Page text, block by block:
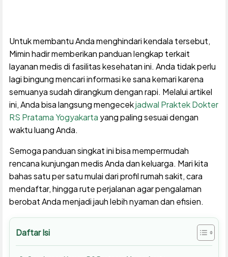
Untuk membantu Anda menghindari kendala tersebut,
Mimin hadir memberikan panduan lengkap terkait
layanan medis di fasilitas kesehatan ini. Anda tidak perlu
lagi bingung mencari informasi ke sana kemari karena
semuanya sudah dirangkum dengan rapi. Melalui artikel
ini, Anda bisa langsung mengecekjadwal Praktek Dokter
RS Pratama Yogyakarta yang paling sesuai dengan
waktu luang Anda.
Semoga panduan singkat ini bisa mempermudah
rencana kunjungan medis Anda dan keluarga. Mari kita
bahas satu per satu mulai dari profil rumah sakit, cara
mendaftar, hingga rute perjalanan agar pengalaman
berobat Anda menjadi jauh lebih nyaman dan efisien.
Daftar Isi